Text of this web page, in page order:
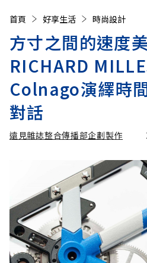
首頁 好享生活 時尚設計
方寸之間的速度
RICHARD
Colnago演繹時
對話
遠見雜誌整合傳播部企劃製作